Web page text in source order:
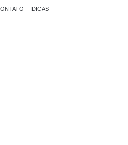
DICAS